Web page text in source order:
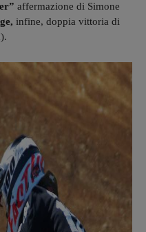
affermazione di Simone
infine, doppia vittoria di